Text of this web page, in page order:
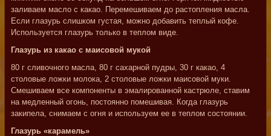
заливаем масло с какао. Перемешиваем до растопления масла.
Если глазурь слишком густая, можно добавить теплый кофе.
Используется глазурь только в теплом виде.
Глазурь из какао с маисовой мукой
80 г сливочного масла, 80 г сахарной пудры, 30 г какао, 4
столовые ложки молока, 2 столовые ложки маисовой муки.
Смешиваем все компоненты в эмалированной кастрюле, ставим
на медленный огонь, постоянно помешивая. Когда глазурь
закипела, снимаем с огня и используем ее в теплом состоянии.
Глазурь «карамель»